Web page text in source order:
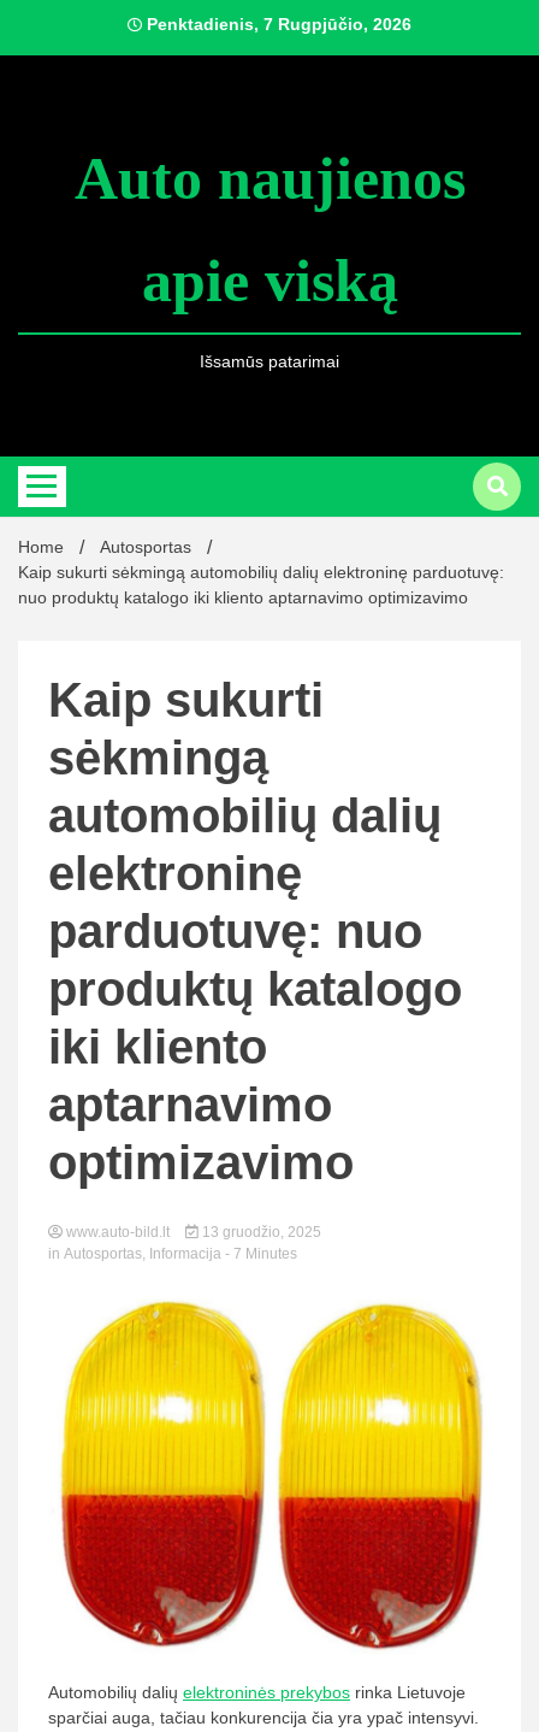
content
Penktadienis, 7 Rugpjūčio, 2026
Auto naujienos
apie viską
Išsamūs patarimai
Home
Autosportas
Kaip sukurti sėkmingą automobilių dalių elektroninę parduotuvę:
nuo produktų katalogo iki kliento aptarnavimo optimizavimo
Kaip sukurti
sėkmingą
automobilių dalių
elektroninę
parduotuvę: nuo
produktų katalogo
iki kliento
aptarnavimo
optimizavimo
www.auto-bild.lt
13 gruodžio, 2025
in Autosportas, Informacija - 7 Minutes
Automobilių dalių elektroninės prekybos rinka Lietuvoje
sparčiai auga, tačiau konkurencija čia yra ypač intensyvi.